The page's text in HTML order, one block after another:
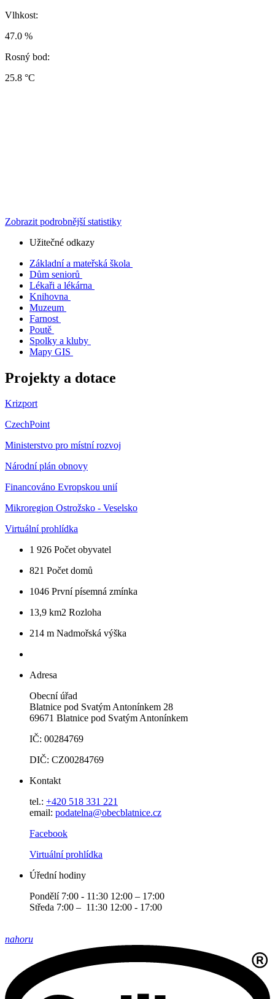
Vlhkost:
47.0 %
Rosný bod:
25.8 °C
Zobrazit podrobnější statistiky
Užitečné odkazy
Základní a mateřská škola
Dům seniorů
Lékaři a lékárna
Knihovna
Muzeum
Farnost
Poutě
Spolky a kluby
Mapy GIS
Projekty a dotace
Krizport
CzechPoint
Ministerstvo pro místní rozvoj
Národní plán obnovy
Financováno Evropskou unií
Mikroregion Ostrožsko - Veselsko
Virtuální prohlídka
1 926 Počet obyvatel
821 Počet domů
1046 První písemná zmínka
13,9 km2 Rozloha
214 m Nadmořská výška
Adresa
Obecní úřad
Blatnice pod Svatým Antonínkem 28
69671 Blatnice pod Svatým Antonínkem
IČ: 00284769
DIČ: CZ00284769
Kontakt
tel.: +420 518 331 221
email: podatelna@obecblatnice.cz
Facebook
Virtuální prohlídka
Úřední hodiny
Pondělí 7:00 - 11:30 12:00 – 17:00
Středa 7:00 – 11:30 12:00 - 17:00
nahoru